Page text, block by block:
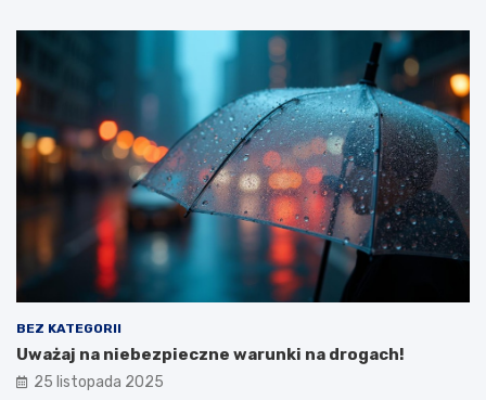
BEZ KATEGORII
Uważaj na niebezpieczne warunki na drogach!
25 listopada 2025